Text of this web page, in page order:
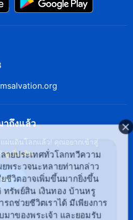
มากขึ้นไปอีก ความริษยาและ
อถึงขนาดที่ไม่อยากคุยกับเธอ
ภาวะของการต่อสู้เพื่อชื่อ
ฉันมันเจ็บปวดมาก ฉันไม่ได้
ระเจ้า และวอนขอความรู้
ห้ฉันได้เข้าใจอุปนิสัยที่
ละหลุดพ้นจากสภาวะที่น่ากลัว
จนะของพระเจ้าเท่านั้น ฉันจึง
าถึงแล้ว
ผ่นดินโลกแล้ว! คุณอยากเข้าสู่
ดูเพิ่มเติม
ายประเทศทั่วโลกทวีความ
พระวจนะหลายท่านกล่าว
ชีวิตอาจเพิ่มขึ้นมากยิ่งขึ้น
ทรัพย์สิน เงินทอง บ้านหรู
ถช่วยชีวิตเราได้ มีเพียงการ
มาของพระเจ้า และยอมรับ